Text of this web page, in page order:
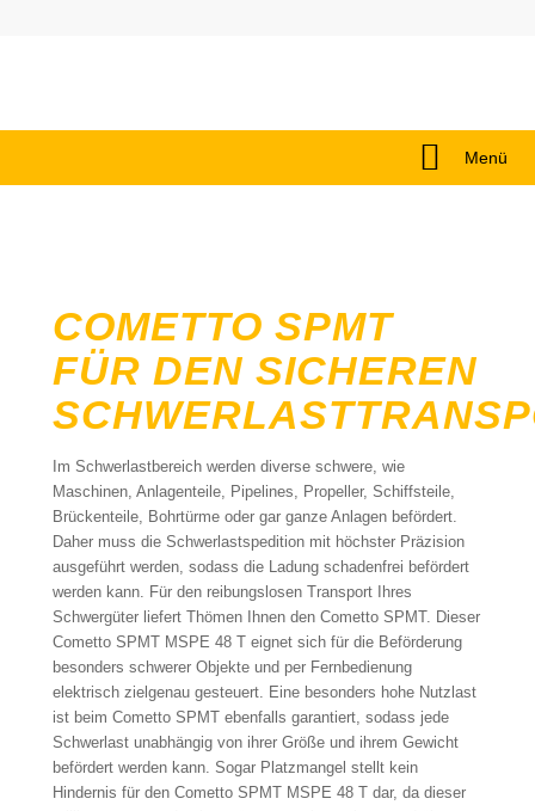
Menü
COMETTO SPMT
FÜR DEN SICHEREN
Im Schwerlastbereich werden diverse schwere, wie
Maschinen, Anlagenteile, Pipelines, Propeller, Schiffsteile,
Brückenteile, Bohrtürme oder gar ganze Anlagen befördert.
Daher muss die Schwerlastspedition mit höchster Präzision
ausgeführt werden, sodass die Ladung schadenfrei befördert
werden kann. Für den reibungslosen Transport Ihres
Schwergüter liefert Thömen Ihnen den Cometto SPMT. Dieser
Cometto SPMT MSPE 48 T eignet sich für die Beförderung
besonders schwerer Objekte und per Fernbedienung
elektrisch zielgenau gesteuert. Eine besonders hohe Nutzlast
ist beim Cometto SPMT ebenfalls garantiert, sodass jede
Schwerlast unabhängig von ihrer Größe und ihrem Gewicht
befördert werden kann. Sogar Platzmangel stellt kein
Hindernis für den Cometto SPMT MSPE 48 T dar, da dieser